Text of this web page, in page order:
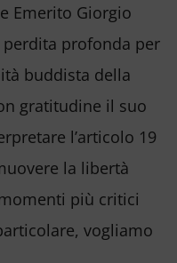
Emerito Giorgio
profonda per
buddista della
gratitudine il suo
l’articolo 19
la libertà
più critici
vogliamo